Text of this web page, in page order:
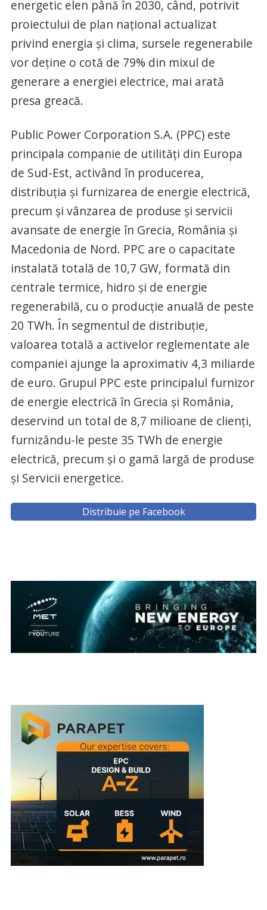
energetic elen până în 2030, când, potrivit
proiectului de plan național actualizat
privind energia și clima, sursele regenerabile
vor deține o cotă de 79% din mixul de
generare a energiei electrice, mai arată
presa greacă.
Public Power Corporation S.A. (PPC) este
principala companie de utilități din Europa
de Sud-Est, activând în producerea,
distribuția și furnizarea de energie electrică,
precum și vânzarea de produse și servicii
avansate de energie în Grecia, România și
Macedonia de Nord. PPC are o capacitate
instalată totală de 10,7 GW, formată din
centrale termice, hidro și de energie
regenerabilă, cu o producție anuală de peste
20 TWh. În segmentul de distribuție,
valoarea totală a activelor reglementate ale
companiei ajunge la aproximativ 4,3 miliarde
de euro. Grupul PPC este principalul furnizor
de energie electrică în Grecia și România,
deservind un total de 8,7 milioane de clienți,
furnizându-le peste 35 TWh de energie
electrică, precum și o gamă largă de produse
și Servicii energetice.
Distribuie pe Facebook